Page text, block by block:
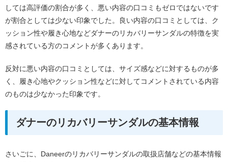
しては高評価の割合が多く、悪い内容の口コミもゼロではないです
が割合としては少ない印象でした。良い内容の口コミとしては、ク
ッション性や履き心地などダナーのリカバリーサンダルの特徴を実
感されている方のコメントが多くあります。
反対に悪い内容の口コミとしては、サイズ感などに対するものが多
く、履き心地やクッション性などに対してコメントされている内容
のものは少なかった印象です。
ダナーのリカバリーサンダルの基本情報
さいごに、Daneerのリカバリーサンダルの取扱店舗などの基本情報